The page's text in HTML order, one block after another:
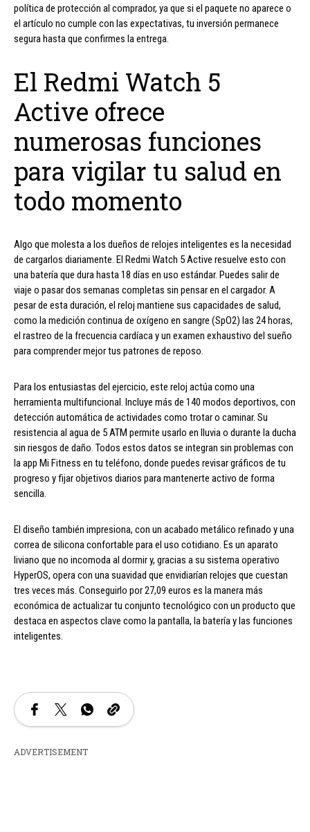
política de protección al comprador, ya que si el paquete no aparece o
el artículo no cumple con las expectativas, tu inversión permanece
segura hasta que confirmes la entrega.
El Redmi Watch 5
Active ofrece
numerosas funciones
para vigilar tu salud en
todo momento
Algo que molesta a los dueños de relojes inteligentes es la necesidad
de cargarlos diariamente. El Redmi Watch 5 Active resuelve esto con
una batería que dura hasta 18 días en uso estándar. Puedes salir de
viaje o pasar dos semanas completas sin pensar en el cargador. A
pesar de esta duración, el reloj mantiene sus capacidades de salud,
como la medición continua de oxígeno en sangre (SpO2) las 24 horas,
el rastreo de la frecuencia cardíaca y un examen exhaustivo del sueño
para comprender mejor tus patrones de reposo.
Para los entusiastas del ejercicio, este reloj actúa como una
herramienta multifuncional. Incluye más de 140 modos deportivos, con
detección automática de actividades como trotar o caminar. Su
resistencia al agua de 5 ATM permite usarlo en lluvia o durante la ducha
sin riesgos de daño. Todos estos datos se integran sin problemas con
la app Mi Fitness en tu teléfono, donde puedes revisar gráficos de tu
progreso y fijar objetivos diarios para mantenerte activo de forma
sencilla.
El diseño también impresiona, con un acabado metálico refinado y una
correa de silicona confortable para el uso cotidiano. Es un aparato
liviano que no incomoda al dormir y, gracias a su sistema operativo
HyperOS, opera con una suavidad que envidiarían relojes que cuestan
tres veces más. Conseguirlo por 27,09 euros es la manera más
económica de actualizar tu conjunto tecnológico con un producto que
destaca en aspectos clave como la pantalla, la batería y las funciones
inteligentes.
ADVERTISEMENT